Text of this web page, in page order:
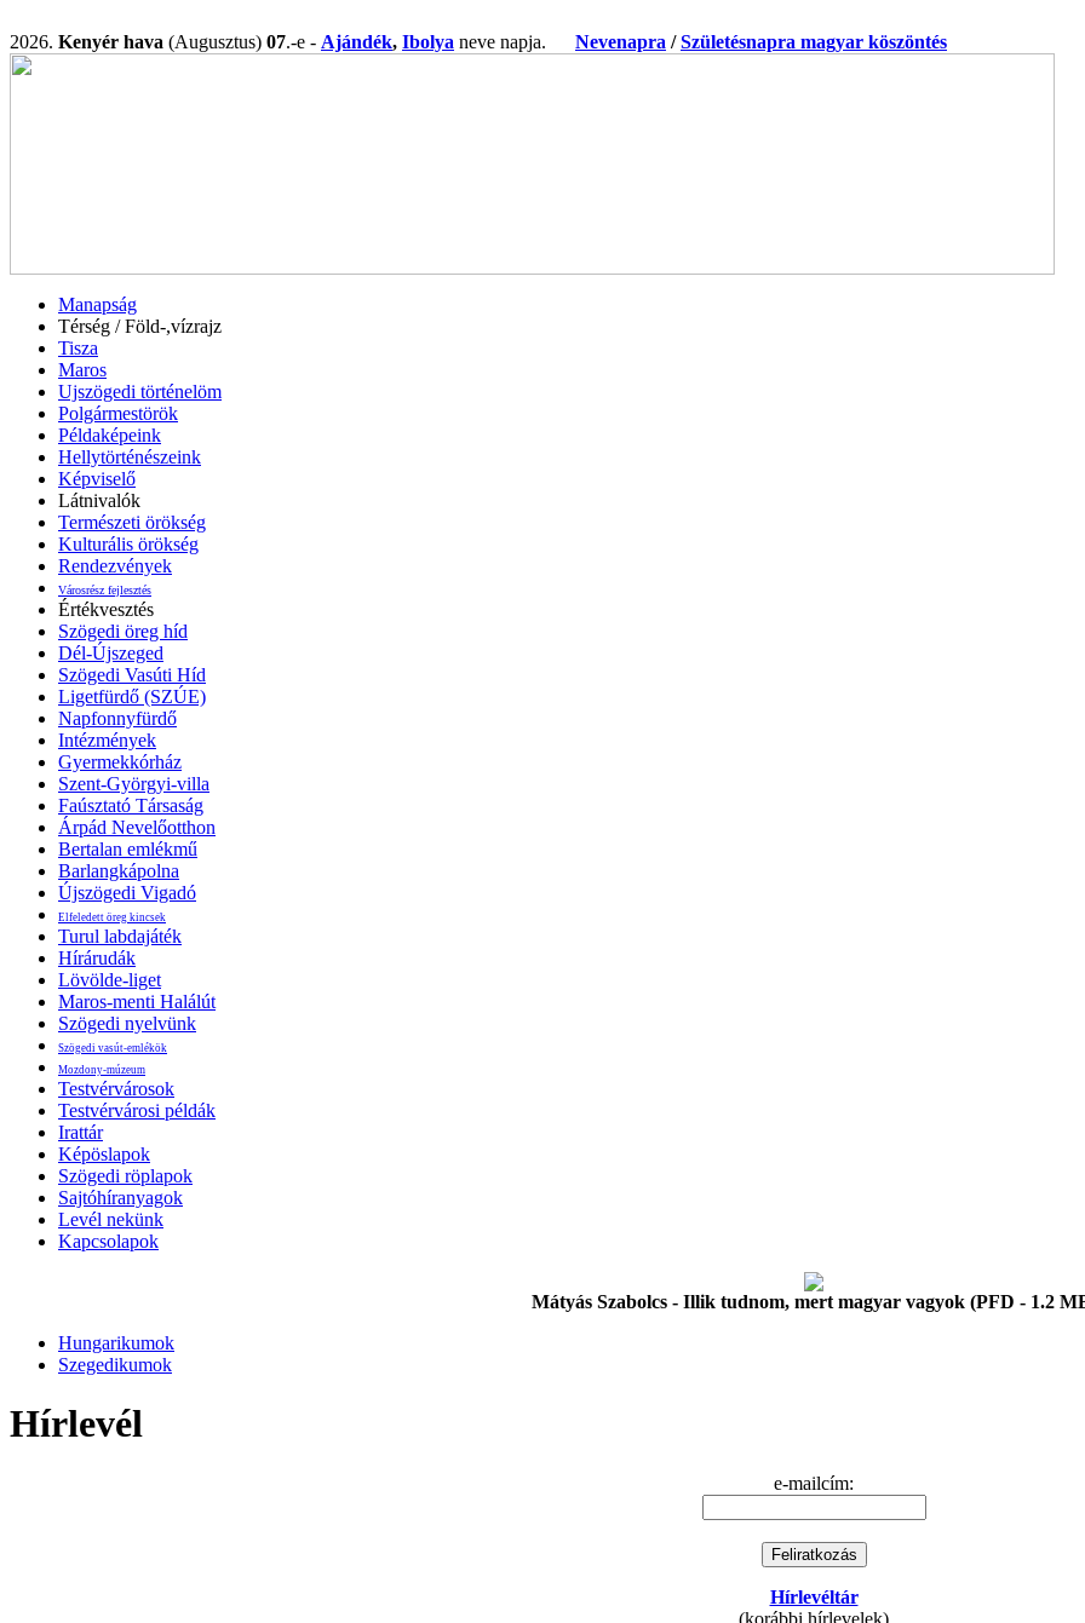
2026. Kenyér hava (Augusztus) 07.-e - Ajándék, Ibolya neve napja. Nevenapra /Születésnapra magyar köszöntés
Manapság
Térség / Föld-,vízrajz
Tisza
Maros
Ujszögedi történelöm
Polgármestörök
Példaképeink
Hellytörténészeink
Képviselő
Látnivalók
Természeti örökség
Kulturális örökség
Rendezvények
Városrész fejlesztés
Értékvesztés
Szögedi öreg híd
Dél-Újszeged
Szögedi Vasúti Híd
Ligetfürdő (SZÚE)
Napfonnyfürdő
Intézmények
Gyermekkórház
Szent-Györgyi-villa
Faúsztató Társaság
Árpád Nevelőotthon
Bertalan emlékmű
Barlangkápolna
Újszögedi Vigadó
Elfeledett öreg kincsek
Turul labdajáték
Hírárudák
Lövölde-liget
Maros-menti Halálút
Szögedi nyelvünk
Szögedi vasút-emlékök
Mozdony-múzeum
Testvérvárosok
Testvérvárosi példák
Irattár
Képöslapok
Szögedi röplapok
Sajtóhíranyagok
Levél nekünk
Kapcsolapok
Mátyás Szabolcs - Illik tudnom, mert magyar vagyok (PFD - 1.2
Hungarikumok
Szegedikumok
Hírlevél
e-mailcím:
Hírlevéltár
(korábbi hírlevelek)